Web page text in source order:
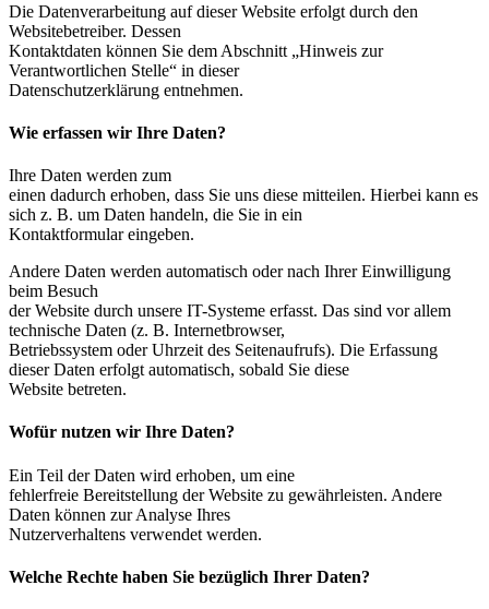
Die Datenverarbeitung auf dieser Website erfolgt durch den
Websitebetreiber. Dessen
Kontaktdaten können Sie dem Abschnitt „Hinweis zur
Verantwortlichen Stelle“ in dieser
Datenschutzerklärung entnehmen.
Wie erfassen wir Ihre Daten?
Ihre Daten werden zum
einen dadurch erhoben, dass Sie uns diese mitteilen. Hierbei kann es
sich z. B. um Daten handeln, die Sie in ein
Kontaktformular eingeben.
Andere Daten werden automatisch oder nach Ihrer Einwilligung
beim Besuch
der Website durch unsere IT-Systeme erfasst. Das sind vor allem
technische Daten (z. B. Internetbrowser,
Betriebssystem oder Uhrzeit des Seitenaufrufs). Die Erfassung
dieser Daten erfolgt automatisch, sobald Sie diese
Website betreten.
Wofür nutzen wir Ihre Daten?
Ein Teil der Daten wird erhoben, um eine
fehlerfreie Bereitstellung der Website zu gewährleisten. Andere
Daten können zur Analyse Ihres
Nutzerverhaltens verwendet werden.
Welche Rechte haben Sie bezüglich Ihrer Daten?